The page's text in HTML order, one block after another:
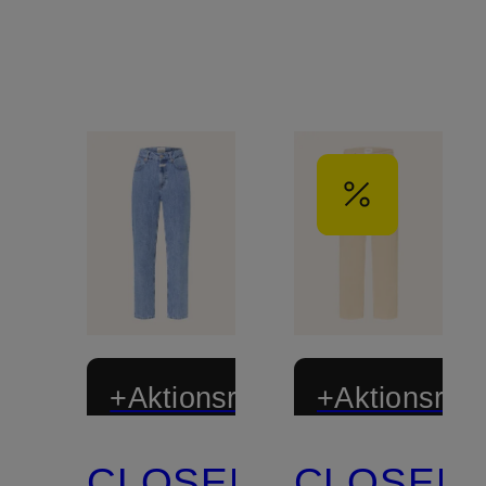
+Aktionsrabatt